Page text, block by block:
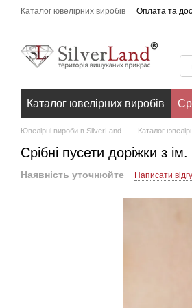
Перейти до основного контенту
Каталог ювелірних виробів Оплата та
Каталог ювелірних виробів
Ювелірні вироби в SilverLand Каталог
Срібні пусети доріжки з
Наявність уточнюйте Написати